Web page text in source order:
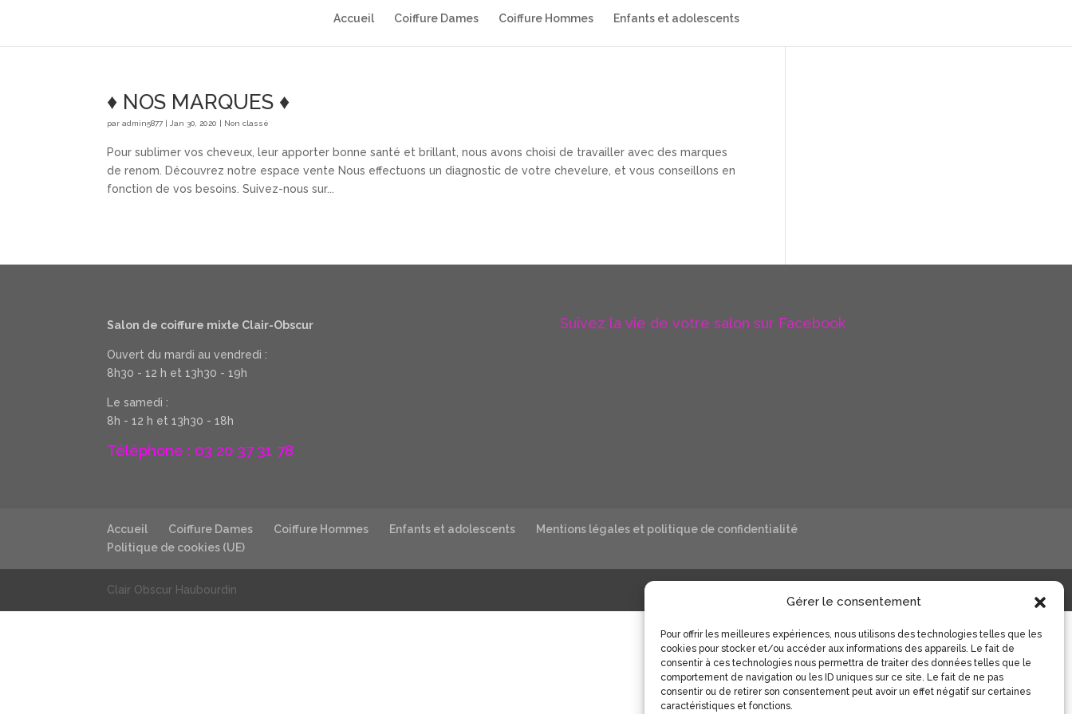
Gérer le consentement
Pour offrir les meilleures expériences, nous utilisons des technologies telles que les
cookies pour stocker et/ou accéder aux informations des appareils. Le fait de
consentir à ces technologies nous permettra de traiter des données telles que le
comportement de navigation ou les ID uniques sur ce site. Le fait de ne pas
consentir ou de retirer son consentement peut avoir un effet négatif sur certaines
caractéristiques et fonctions.
Accueil Coiffure Dames Coiffure Hommes Enfants et adolescents
♦ NOS MARQUES ♦
paradmin5877 | Jan 30, 2020 | Non classé
Pour sublimer vos cheveux, leur apporter bonne santé et brillant, nous avons choisi de travailler avec des marques
de renom. Découvrez notre espace vente Nous effectuons un diagnostic de votre chevelure, et vous conseillons en
fonction de vos besoins. Suivez-nous sur...
Salon de coiffure mixte Clair-Obscur
Ouvert du mardi au vendredi :
8h30 - 12 h et 13h30 - 19h
Le samedi :
8h - 12 h et 13h30 - 18h
Téléphone : 03 20 37 31 78
Suivez la vie de votre salon sur Facebook
Accueil Coiffure Dames Coiffure Hommes Enfants et adolescents
Mentions légales et politique de confidentialité
Politique de cookies (UE)
Clair Obscur Haubourdin